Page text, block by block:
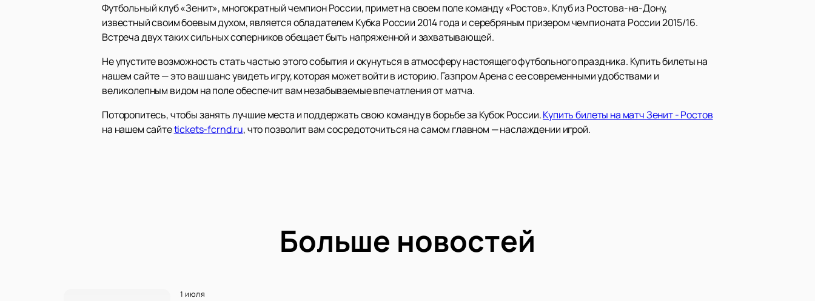
Футбольный клуб «Зенит», многократный чемпион России, примет на своем поле команду «Ростов». Клуб из Ростова-на-Дону,
известный своим боевым духом, является обладателем Кубка России 2014 года и серебряным призером чемпионата России 2015/16.
Встреча двух таких сильных соперников обещает быть напряженной и захватывающей.
Не упустите возможность стать частью этого события и окунуться в атмосферу настоящего футбольного праздника. Купить билеты на
нашем сайте — это ваш шанс увидеть игру, которая может войти в историю. Газпром Арена с ее современными удобствами и
великолепным видом на поле обеспечит вам незабываемые впечатления от матча.
Поторопитесь, чтобы занять лучшие места и поддержать свою команду в борьбе за Кубок России.Купить билеты на матч Зенит - Ростов
на нашем сайтеtickets-fcrnd.ru, что позволит вам сосредоточиться на самом главном — наслаждении игрой.
Больше новостей
1 июля